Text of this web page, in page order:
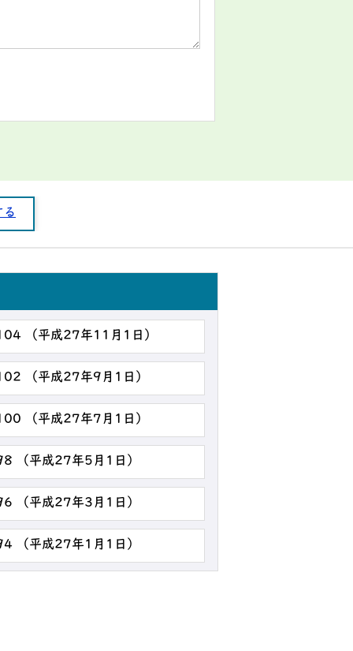
る
（平成27年11月1日）
（平成27年9月1日）
（平成27年7月1日）
（平成27年5月1日）
（平成27年3月1日）
（平成27年1月1日）